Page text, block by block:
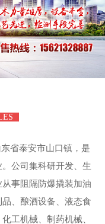
省泰安市山口镇，是
公司集科研开发、生
事阻隔防爆撬装加油
、酿酒设备、液态食
工机械、制药机械、